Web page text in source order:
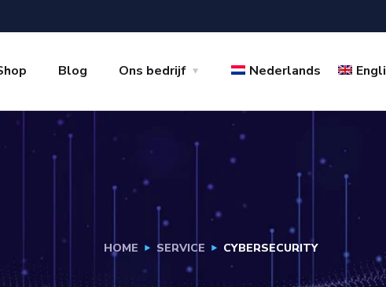
Blog Ons bedrijf Nederlands
HOME SERVICE CYBERSECURITY